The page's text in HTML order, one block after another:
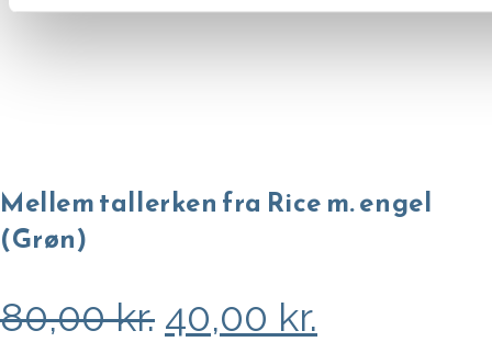
Mellem tallerken fra Rice m. engel
(Grøn)
80,00kr. Den
40,00 kr.